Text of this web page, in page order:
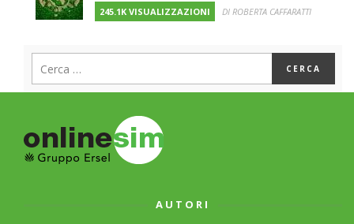
245.1K VISUALIZZAZIONI DI ROBERTA CAFFARATTI
AUTORI